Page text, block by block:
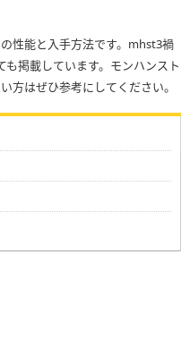
性能と入手方法です。mhst3禍
掲載しています。モンハンスト
方はぜひ参考にしてください。